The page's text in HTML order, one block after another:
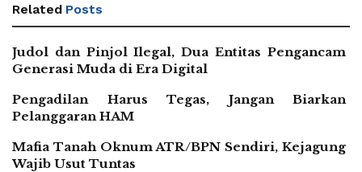
Related Posts
Judol dan Pinjol Ilegal, Dua Entitas Pengancam
Generasi Muda di Era Digital
Pengadilan Harus Tegas, Jangan Biarkan
Pelanggaran HAM
Mafia Tanah Oknum ATR/BPN Sendiri, Kejagung
Wajib Usut Tuntas